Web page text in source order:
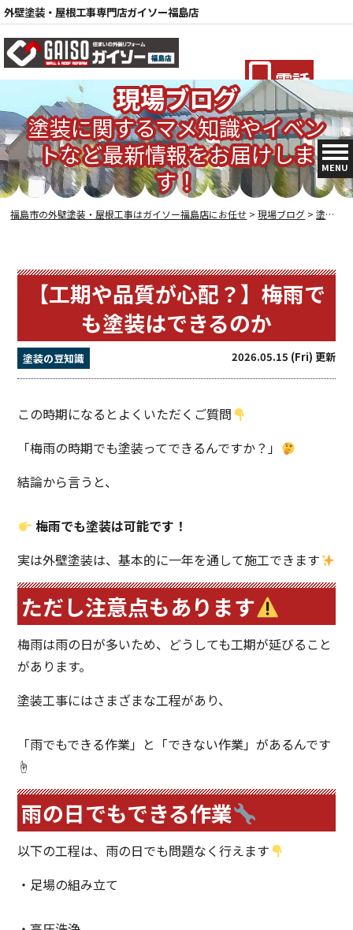
外壁塗装・屋根工事専門店ガイソー福島店
電話
MENU
現場ブログ
塗装に関するマメ知識やイベン
トなど最新情報をお届けしま
す！
福島市の外壁塗装・屋根工事はガイソー福島店にお任せ >現場ブログ >塗装の豆知識
【工期や品質が心配？】梅雨で
も塗装はできるのか
塗装の豆知識 2026.05.15 (Fri) 更新
この時期になるとよくいただくご質問
「梅雨の時期でも塗装ってできるんですか？」
結論から言うと、
梅雨でも塗装は可能です！
実は外壁塗装は、基本的に一年を通して施工できます
ただし注意点もあります
梅雨は雨の日が多いため、どうしても工期が延びること
があります。
塗装工事にはさまざまな工程があり、
「雨でもできる作業」と「できない作業」があるんです
☝️
雨の日でもできる作業
以下の工程は、雨の日でも問題なく行えます
・足場の組み立て